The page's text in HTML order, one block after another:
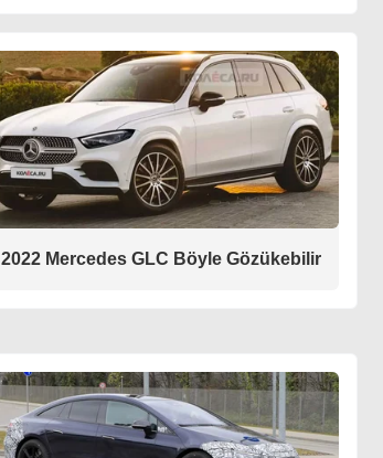
2022 Mercedes GLC Böyle Gözükebilir